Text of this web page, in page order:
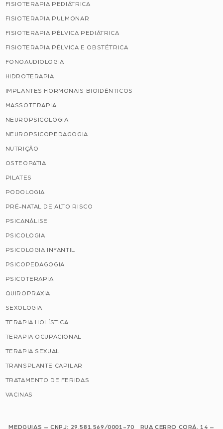
FISIOTERAPIA PEDIÁTRICA
FISIOTERAPIA PULMONAR
FISIOTERAPIA PÉLVICA PEDIÁTRICA
FISIOTERAPIA PÉLVICA E OBSTÉTRICA
FONOAUDIOLOGIA
HIDROTERAPIA
IMPLANTES HORMONAIS BIOIDÊNTICOS
MASSOTERAPIA
NEUROPSICOLOGIA
NEUROPSICOPEDAGOGIA
NUTRIÇÃO
OSTEOPATIA
PILATES
PODOLOGIA
PRÉ-NATAL DE ALTO RISCO
PSICANÁLISE
PSICOLOGIA
PSICOLOGIA INFANTIL
PSICOPEDAGOGIA
PSICOTERAPIA
QUIROPRAXIA
SEXOLOGIA
TERAPIA HOLÍSTICA
TERAPIA OCUPACIONAL
TERAPIA SEXUAL
TRANSPLANTE CAPILAR
TRATAMENTO DE FERIDAS
VACINAS
MEDGUIAS – CNPJ: 29.581.569/0001-70 RUA CERRO CORÁ, 14 –